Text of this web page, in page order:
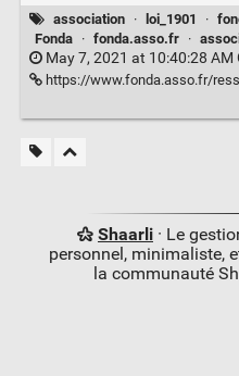
association · loi_1901 ·
Fonda
· fonda.asso.fr ·
May 7, 2021 at 10:40:28 AM
https://www.fonda.asso.fr/ressources/associations-et-
Shaarli· Le
personnel, minimaliste,
la communauté